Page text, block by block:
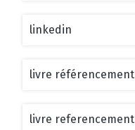
linkedin
livre référencement
livre referencement